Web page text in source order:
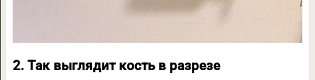
2. Так выглядит кость в разрезе